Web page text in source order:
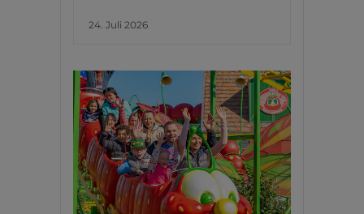
24. Juli 2026